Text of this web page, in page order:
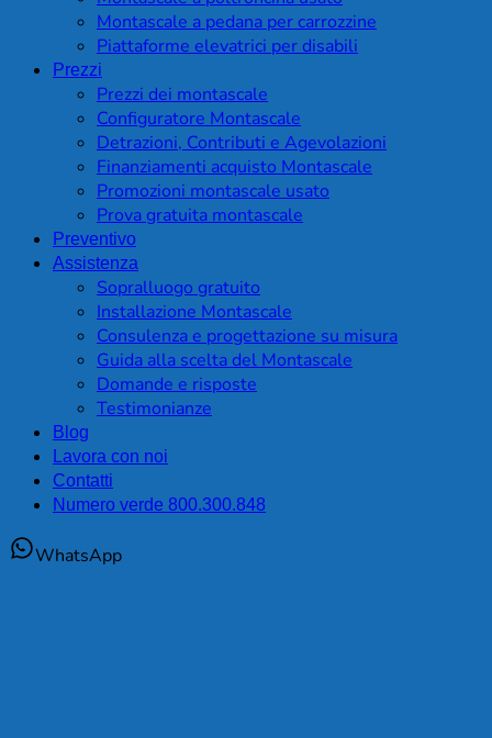
Montascale a pedana per carrozzine
Piattaforme elevatrici per disabili
Prezzi
Prezzi dei montascale
Configuratore Montascale
Detrazioni, Contributi e Agevolazioni
Finanziamenti acquisto Montascale
Promozioni montascale usato
Prova gratuita montascale
Preventivo
Assistenza
Sopralluogo gratuito
Installazione Montascale
Consulenza e progettazione su misura
Guida alla scelta del Montascale
Domande e risposte
Testimonianze
Blog
Lavora con noi
Contatti
Numero verde 800.300.848
WhatsApp